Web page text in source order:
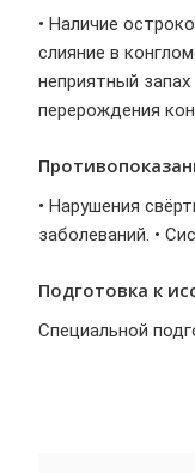
• Наличие
слияние в
неприятный
перерождения
• Нарушения
заболеваний. •
Подготовка к
Специальной